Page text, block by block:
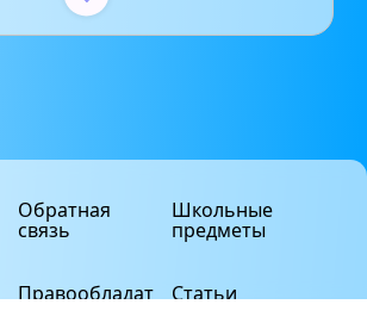
Обратная
связь
Правообладат
Школьные
предметы
Статьи